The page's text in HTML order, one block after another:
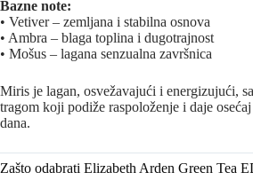
Bazne note:
• Vetiver – zemljana i stabilna osnova
• Ambra – blaga toplina i dugotrajnost
• Mošus – lagana senzualna završnica
Miris je lagan, osvežavajući i energizujući,
tragom koji podiže raspoloženje i daje
dana.
Zašto odabrati Elizabeth Arden Green Tea